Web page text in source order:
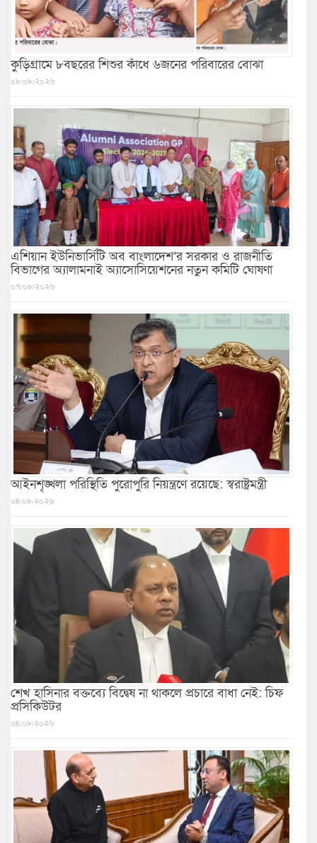
কুড়িগ্রামে ৮বছরের শিশুর কাঁধে ৬জনের পরিবারের বোঝা
০৮/০৮/২০২৬
এশিয়ান ইউনিভার্সিটি অব বাংলাদেশ’র সরকার ও রাজনীতি
বিভাগের অ্যালামনাই অ্যাসোসিয়েশনের নতুন কমিটি ঘোষণা
০৭/০৮/২০২৬
আইনশৃঙ্খলা পরিস্থিতি পুরোপুরি নিয়ন্ত্রণে রয়েছে: স্বরাষ্ট্রমন্ত্রী
০৪/০৮/২০২৬
শেখ হাসিনার বক্তব্যে বিদ্বেষ না থাকলে প্রচারে বাধা নেই: চিফ
প্রসিকিউটর
০৪/০৮/২০২৬